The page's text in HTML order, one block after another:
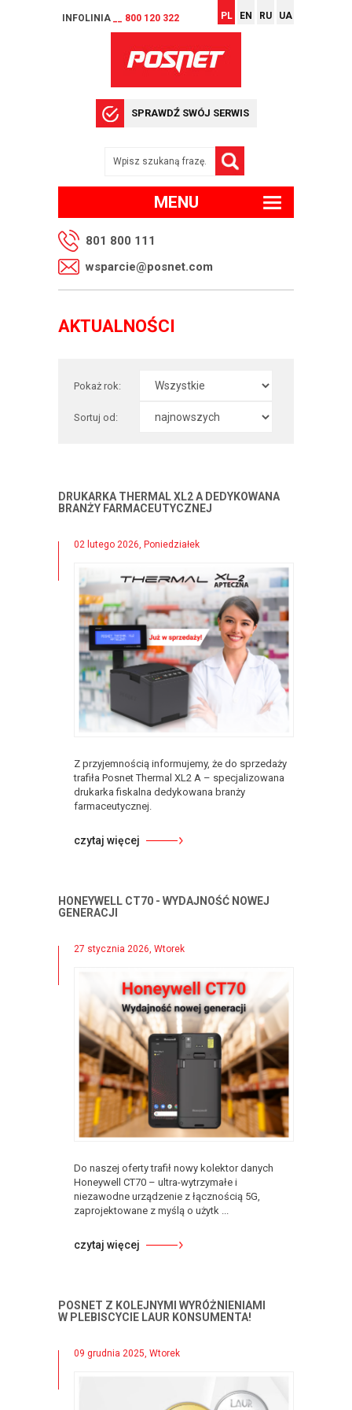
INFOLINIA __ 800 120 322 PL EN RU UA
SPRAWDŹ SWÓJ SERWIS
MENU
801 800 111
wsparcie@posnet.com
AKTUALNOŚCI
Pokaż rok:
Sortuj od:
DRUKARKA THERMAL XL2 A DEDYKOWANA
BRANŻY FARMACEUTYCZNEJ
02 lutego 2026, Poniedziałek
Z przyjemnością informujemy, że do sprzedaży
trafiła Posnet Thermal XL2 A – specjalizowana
drukarka fiskalna dedykowana branży
farmaceutycznej.
czytaj więcej
HONEYWELL CT70 - WYDAJNOŚĆ NOWEJ
GENERACJI
27 stycznia 2026, Wtorek
Do naszej oferty trafił nowy kolektor danych
Honeywell CT70 – ultra-wytrzymałe i
niezawodne urządzenie z łącznością 5G,
zaprojektowane z myślą o użytk ...
czytaj więcej
POSNET Z KOLEJNYMI WYRÓŻNIENIAMI
W PLEBISCYCIE LAUR KONSUMENTA!
09 grudnia 2025, Wtorek